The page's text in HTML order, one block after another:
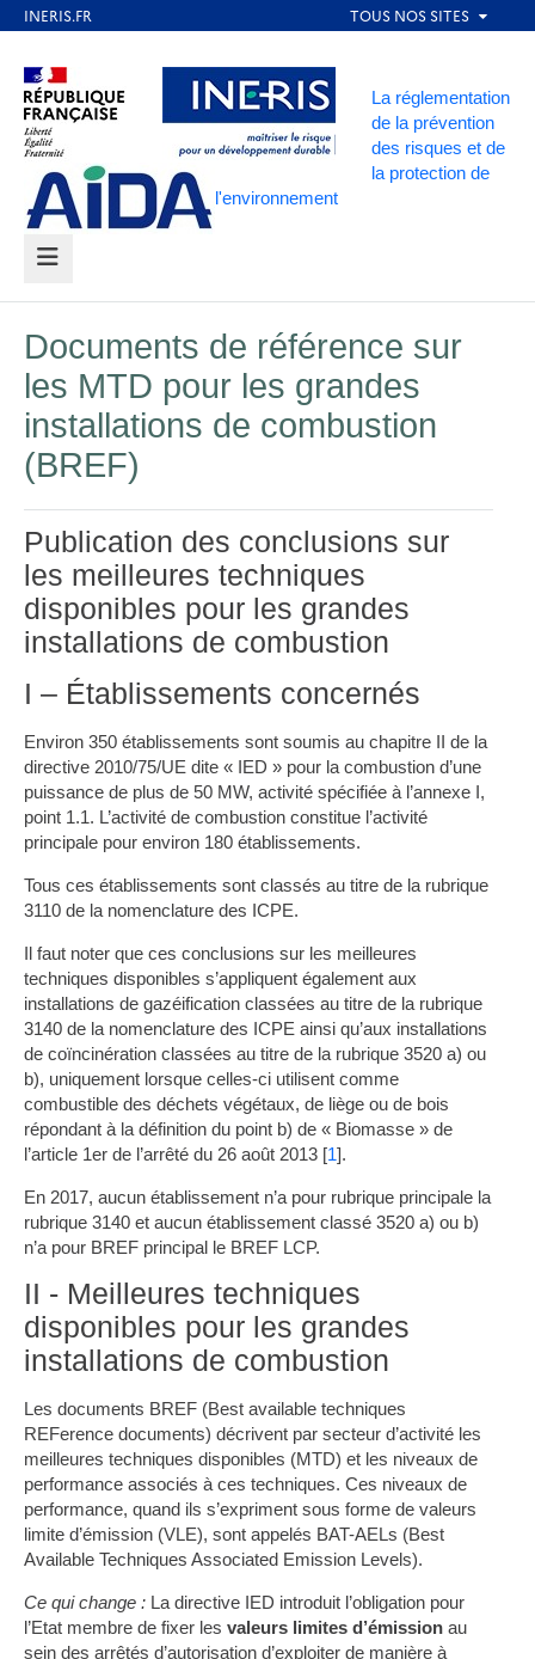
contenu
principal
Aller au contenu Aller au menu
Aller au pied de page
La réglementation
de la prévention
des risques et de
la protection de
l'environnement
MENU
Documents de référence sur
les MTD pour les grandes
installations de combustion
(BREF)
Publication des conclusions sur
les meilleures techniques
disponibles pour les grandes
installations de combustion
I – Établissements concernés
Environ 350 établissements sont soumis au chapitre II de la
directive 2010/75/UE dite « IED » pour la combustion d’une
puissance de plus de 50 MW, activité spécifiée à l’annexe I,
point 1.1. L’activité de combustion constitue l’activité
principale pour environ 180 établissements.
Tous ces établissements sont classés au titre de la rubrique
3110 de la nomenclature des ICPE.
Il faut noter que ces conclusions sur les meilleures
techniques disponibles s’appliquent également aux
installations de gazéification classées au titre de la rubrique
3140 de la nomenclature des ICPE ainsi qu’aux installations
de coïncinération classées au titre de la rubrique 3520 a) ou
b), uniquement lorsque celles-ci utilisent comme
combustible des déchets végétaux, de liège ou de bois
répondant à la définition du point b) de « Biomasse » de
l’article 1er de l’arrêté du 26 août 2013 [1].
En 2017, aucun établissement n’a pour rubrique principale la
rubrique 3140 et aucun établissement classé 3520 a) ou b)
n’a pour BREF principal le BREF LCP.
II - Meilleures techniques
disponibles pour les grandes
installations de combustion
Les documents BREF (Best available techniques
REFerence documents) décrivent par secteur d’activité les
meilleures techniques disponibles (MTD) et les niveaux de
performance associés à ces techniques. Ces niveaux de
performance, quand ils s’expriment sous forme de valeurs
limite d’émission (VLE), sont appelés BAT-AELs (Best
Available Techniques Associated Emission Levels).
Ce qui change : La directive IED introduit l’obligation pour
l’Etat membre de fixer les valeurs limites d’émission au
sein des arrêtés d’autorisation d’exploiter de manière à